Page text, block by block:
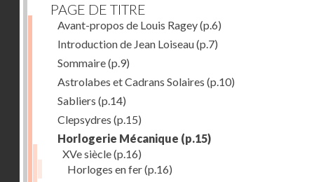
PAGE DE TITRE
Avant-propos de Louis Ragey(p.6)
Introduction de Jean Loiseau(p.7)
Sommaire(p.9)
Astrolabes et Cadrans Solaires (p.10)
Sabliers (p.14)
Clepsydres (p.15)
Horlogerie Mécanique (p.15)
XVe siècle(p.16)
Horloges en fer(p.16)